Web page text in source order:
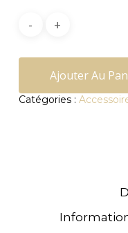
Ajouter Au
Catégories :